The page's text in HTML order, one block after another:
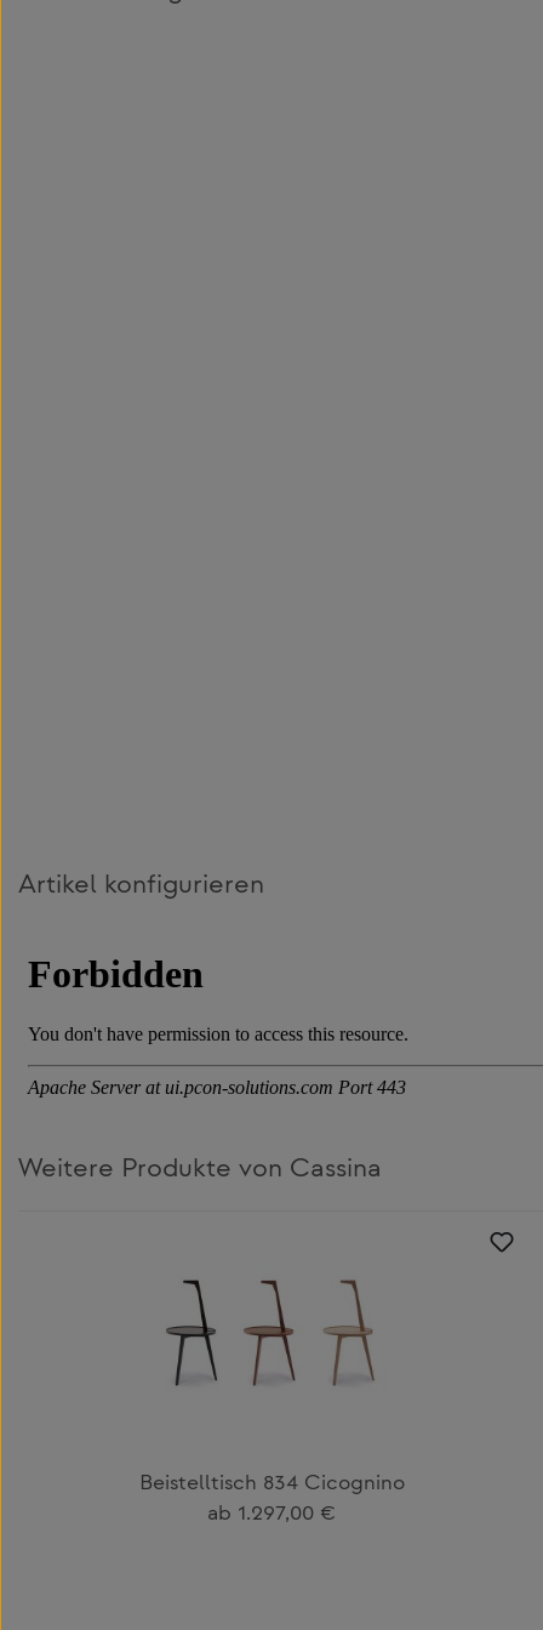
Artikel konfigurieren
Weitere Produkte von Cassina
Beistelltisch 834 Cicognino
Regulärer Preis:
ab 1.297,00 €